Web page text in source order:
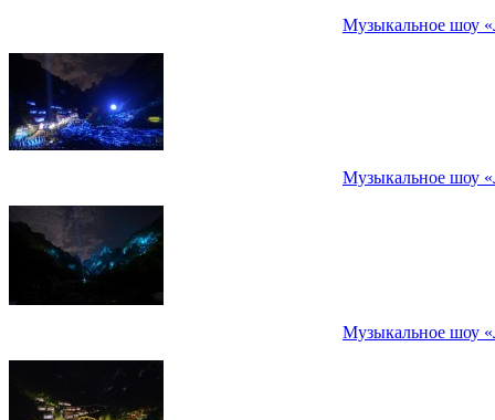
Музыкальное шоу
Музыкальное шоу
Музыкальное шоу